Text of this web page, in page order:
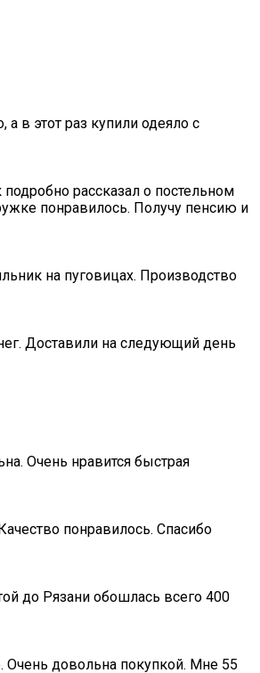
в этот раз купили одеяло с
рассказал о постельном
понравилось. Получу пенсию и
на пуговицах. Производство
Доставили на следующий день
Очень нравится быстрая
понравилось. Спасибо
до Рязани обошлась всего 400
Очень довольна покупкой. Мне 55